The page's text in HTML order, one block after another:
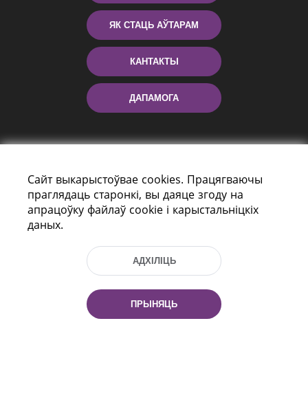
ЯК СТАЦЬ АЎТАРАМ
КАНТАКТЫ
ДАПАМОГА
праспект Незалежнасці 116
г. Мiнск, Рэспубліка Беларусь, 220114
Тэл.: (+375 17) 368 37 37, Факс: (+375 17)
Эл. пошта: inbox@nlb.by
Сайт выкарыстоўвае cookies. Працягваючы
праглядаць старонкі, вы даяце згоду на
апрацоўку файлаў cookie і карыстальніцкіх
даных.
АДХІЛІЦЬ
ПРЫНЯЦЬ